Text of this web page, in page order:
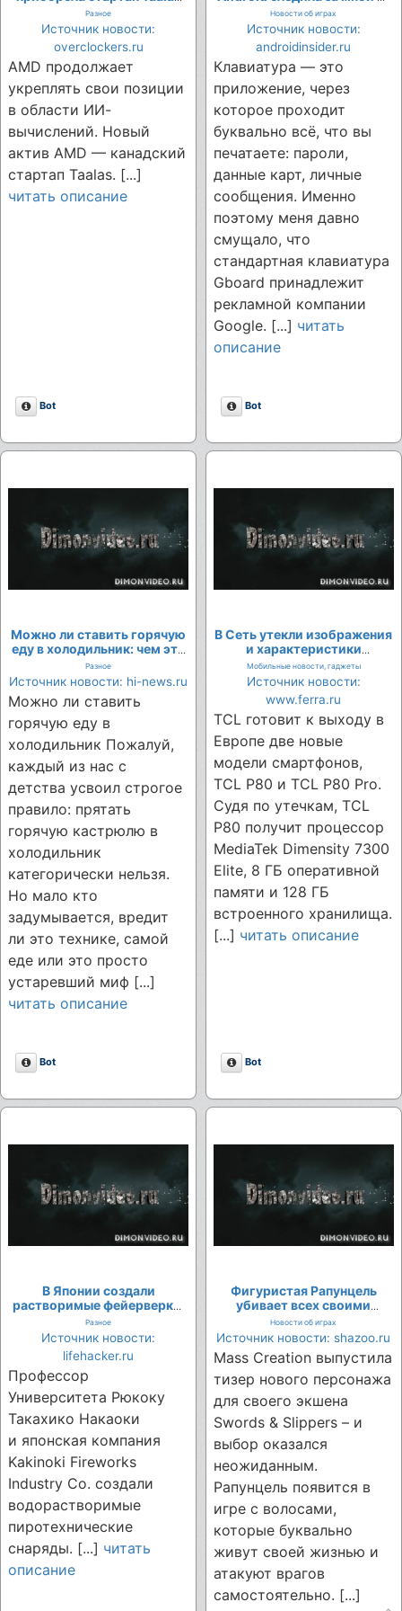
для развития ИИ-чипов
Helios
Разное
Источник новости:
overclockers.ru
AMD продолжает
укреплять свои позиции
в области ИИ-
вычислений. Новый
актив AMD — канадский
стартап Taalas. [...]
читать описание
Описание
Bot
я поменял её на эту
Новости об играх
Источник новости:
androidinsider.ru
Клавиатура — это
приложение, через
которое проходит
буквально всё, что вы
печатаете: пароли,
данные карт, личные
сообщения. Именно
поэтому меня давно
смущало, что
стандартная клавиатура
Gboard принадлежит
рекламной компании
Google. [...] читать
описание
Описание
Bot
Можно ли ставить горячую
еду в холодильник: чем это
на самом деле грозит
Разное
Источник новости: hi-news.ru
Можно ли ставить
горячую еду в
холодильник Пожалуй,
каждый из нас с
детства усвоил строгое
правило: прятать
горячую кастрюлю в
холодильник
категорически нельзя.
Но мало кто
задумывается, вредит
ли это технике, самой
еде или это просто
устаревший миф [...]
читать описание
Описание
Bot
В Cеть утекли изображения
и характеристики
смартфонов TCL P80 и P80
Pro
Мобильные новости, гаджеты
Источник новости:
www.ferra.ru
TCL готовит к выходу в
Европе две новые
модели смартфонов,
TCL P80 и TCL P80 Pro.
Судя по утечкам, TCL
P80 получит процессор
MediaTek Dimensity 7300
Elite, 8 ГБ оперативной
памяти и 128 ГБ
встроенного хранилища.
[...] читать описание
Описание
Bot
В Японии создали
растворимые фейерверки,
которые почти не
оставляют отходов
Разное
Источник новости:
lifehacker.ru
Профессор
Университета Рюкоку
Такахико Накаоки
и японская компания
Kakinoki Fireworks
Industry Co. создали
водорастворимые
пиротехнические
снаряды. [...] читать
описание
Фигуристая Рапунцель
убивает всех своими
локанами в трейлере новой
героини экшена Swords &
Новости об играх
Источник новости: shazoo.ru
Mass Creation выпустила
тизер нового персонажа
для своего экшена
Swords & Slippers – и
выбор оказался
неожиданным.
Рапунцель появится в
игре с волосами,
которые буквально
живут своей жизнью и
атакуют врагов
самостоятельно. [...]